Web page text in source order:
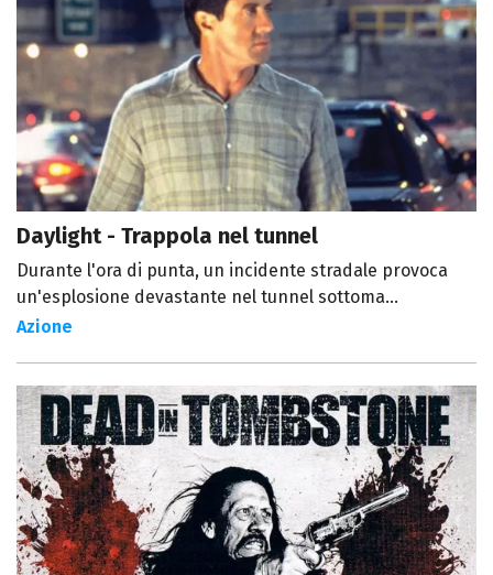
Daylight - Trappola nel tunnel
Durante l'ora di punta, un incidente stradale provoca
un'esplosione devastante nel tunnel sottoma...
Azione